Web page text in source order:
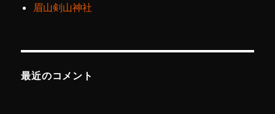
眉山剣山神社
最近のコメント